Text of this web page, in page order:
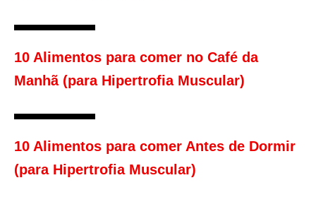
10 Alimentos para comer no Café da
Manhã (para Hipertrofia Muscular)
10 Alimentos para comer Antes de Dormir
(para Hipertrofia Muscular)